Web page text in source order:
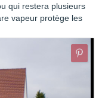
qui restera plusieurs
vapeur protège les